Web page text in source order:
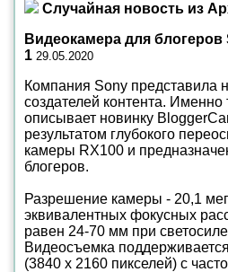
Случайная новость из
Видеокамера для блогеров
1 29.05.2020
Компания Sony представила
создателей контента. Именно
описывает новинку
результатом глубокого
камеры RX100 и
блогеров.
Разрешение камеры - 20,1
эквивалентных фокусных
равен 24-70 мм при
Видеосъемка
(3840 х 2160 пикселей) с